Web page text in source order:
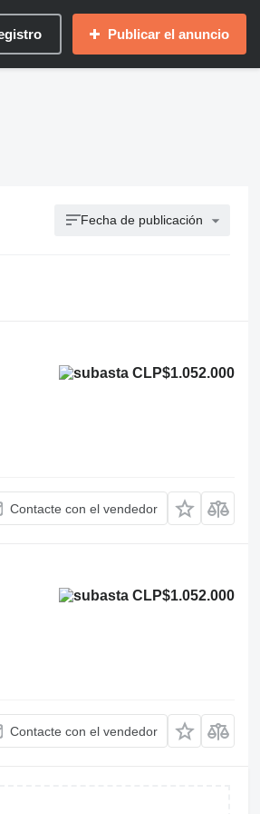
Publicar el anuncio
Fecha de publicación
CLP$1.052.000
Contacte con el vendedor
CLP$1.052.000
Contacte con el vendedor